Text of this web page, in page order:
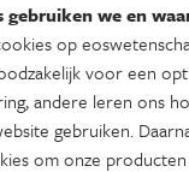
tijdens
Brugge
gebruiken we en
op
voor een
andere leren ons
gebruiken.
om onze